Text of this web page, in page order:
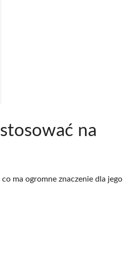
na
co ma ogromne znaczenie dla jego